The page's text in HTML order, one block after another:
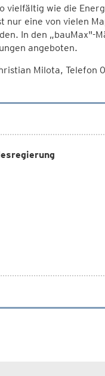
vielfältig wie die
eine von vielen
In den „bauMax"-
angeboten.
Milota,